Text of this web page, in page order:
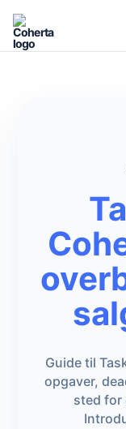
Guide til
opgaver,
sted for